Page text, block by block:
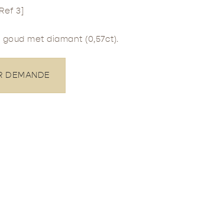
3]
met diamant (0,57ct).
DEMANDE